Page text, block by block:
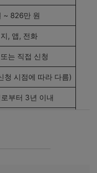
~ 826만 원
, 앱, 전화
는 직접 신청
청 시점에 따라 다름)
부터 3년 이내